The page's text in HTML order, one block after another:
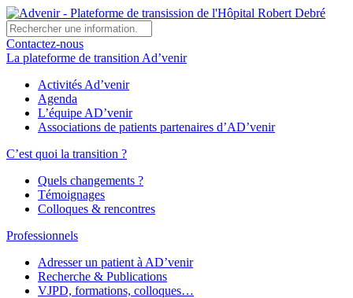
Contactez-nous
La plateforme de transition Ad’venir
Activités Ad’venir
Agenda
L’équipe AD’venir
Associations de patients partenaires d’AD’venir
C’est quoi la transition ?
Quels changements ?
Témoignages
Colloques & rencontres
Professionnels
Adresser un patient à AD’venir
Recherche & Publications
VJPD, formations, colloques…